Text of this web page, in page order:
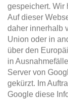
gespeichert. Wir
Auf dieser
daher innerhalb
Union oder in
über den
in
Server von
gekürzt. Im
Google diese